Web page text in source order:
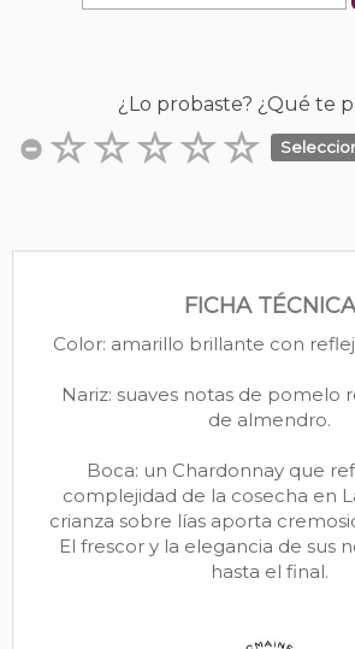
¿Lo probaste? ¿Qué te
FICHA TÉCNICA
Color: amarillo brillante con
Nariz: suaves notas de pomelo
de almendro.
Boca: un Chardonnay que
complejidad de la cosecha en
crianza sobre lías aporta
El frescor y la elegancia de sus
hasta el final.